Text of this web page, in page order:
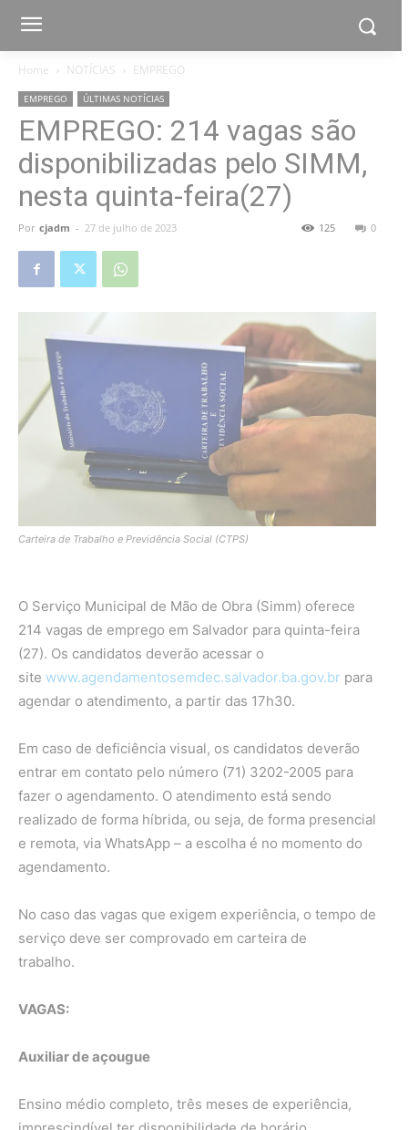
Home NOTÍCIAS EMPREGO
EMPREGO ÚLTIMAS NOTÍCIAS
EMPREGO: 214 vagas são
disponibilizadas pelo SIMM,
nesta quinta-feira(27)
Por cjadm - 27 de julho de 2023 0
125
Carteira de Trabalho e Previdência Social (CTPS)
O Serviço Municipal de Mão de Obra (Simm) oferece
214 vagas de emprego em Salvador para quinta-feira
(27). Os candidatos deverão acessar o
site www.agendamentosemdec.salvador.ba.gov.br para
agendar o atendimento, a partir das 17h30.
Em caso de deficiência visual, os candidatos deverão
entrar em contato pelo número (71) 3202-2005 para
fazer o agendamento. O atendimento está sendo
realizado de forma híbrida, ou seja, de forma presencial
e remota, via WhatsApp – a escolha é no momento do
agendamento.
No caso das vagas que exigem experiência, o tempo de
serviço deve ser comprovado em carteira de
trabalho.
VAGAS:
Auxiliar de açougue
Ensino médio completo, três meses de experiência,